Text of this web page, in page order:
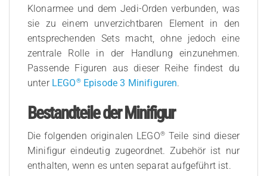
Klonarmee und dem Jedi-Orden verbunden, was
sie zu einem unverzichtbaren Element in den
entsprechenden Sets macht, ohne jedoch eine
zentrale Rolle in der Handlung einzunehmen.
Passende Figuren aus dieser Reihe findest du
unter LEGO®Episode 3 Minifiguren.
Bestandteile der Minifigur
Die folgenden originalen LEGO®Teile sind dieser
Minifigur eindeutig zugeordnet. Zubehör ist nur
enthalten, wenn es unten separat aufgeführt ist.